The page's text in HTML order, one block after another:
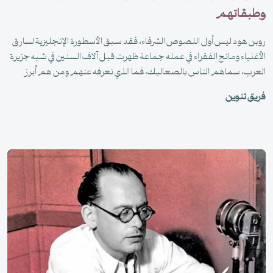
وطبقاتهم
روبن هود ليس أول اللصوص الشرفاء، فقد سبق الأسطورة الإنجليزية لسارق
الأغنياء ومانح الفقراء في عمله جماعة ظهرت قبل آلاف السنين في شبه جزيرة
العرب، سماهم الناس بالصعاليك، فما الذي نعرفه عنهم ومن هم أبرز
فريق تنوين